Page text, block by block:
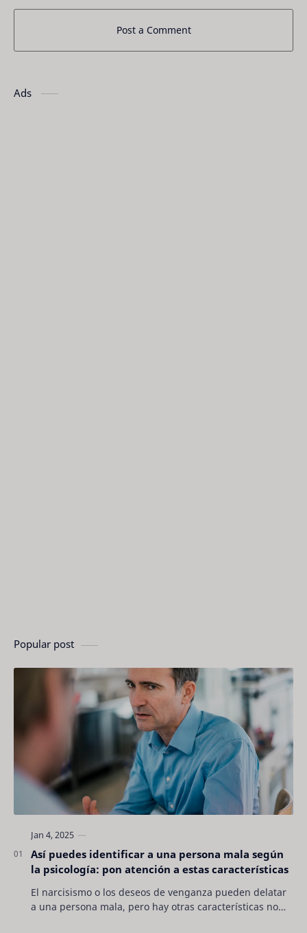
Post a Comment
Ads
Popular post
Así puedes identificar a una persona mala según
la psicología: pon atención a estas características
El narcisismo o los deseos de venganza pueden delatar
a una persona mala, pero hay otras características no